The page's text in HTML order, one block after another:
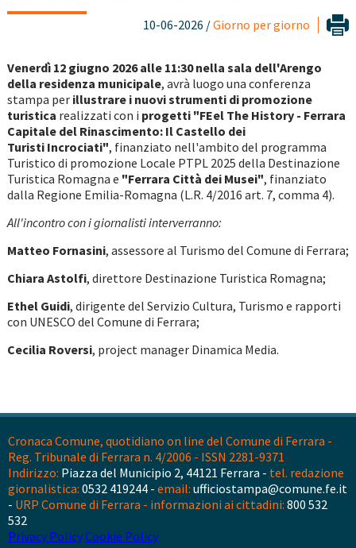
10-06-2026 /Giorno per giorno
Venerdì 12 giugno 2026 alle 11:30 nella sala dell'Arengo
della residenza municipale, avrà luogo una conferenza
stampa perillustrare i nuovi strumenti di promozione
turistica realizzati con i progetti "FEel The History - Ferrara
Capitale del Rinascimento: Il Castello dei
Turisti Incrociati", finanziato nell'ambito del programma
Turistico di promozione Locale PTPL 2025 della Destinazione
Turistica Romagna e "Ferrara Città dei Musei", finanziato
dalla Regione Emilia-Romagna (L.R. 4/2016 art. 7, comma 4).
All'incontro con i giornalisti interverranno:
Matteo Fornasini, assessore al Turismo del Comune di Ferrara;
Chiara Astolfi, direttore Destinazione Turistica Romagna;
Ethel Guidi, dirigente del Servizio Cultura, Turismo e rapporti
con UNESCO del Comune di Ferrara;
Cecilia Roversi, project manager Dinamica Media.
Cronaca Comune, quotidiano on line del Comune di Ferrara -
Reg. Tribunale di Ferrara n. 4/2006 - ISSN 2281-9371
Indirizzo: Piazza del Municipio 2, 44121 Ferrara - tel. redazione
giornalistica: 0532 419244 - email: ufficiostampa@comune.fe.it
- URP Comune di Ferrara - informazioni ai cittadini: 800 532
532
Privacy PolicyCookie Policy